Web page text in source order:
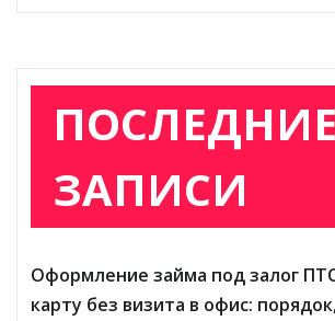
ПОСЛЕДНИЕ
ЗАПИСИ
Оформление займа под залог
карту без визита в офис: